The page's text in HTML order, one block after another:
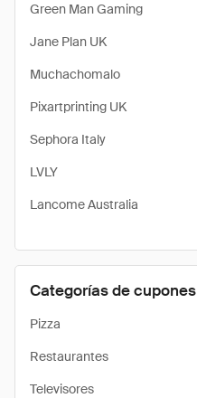
Green Man Gaming
Jane Plan UK
Muchachomalo
Pixartprinting UK
Sephora Italy
LVLY
Lancome Australia
Categorías de cupones
Pizza
Restaurantes
Televisores